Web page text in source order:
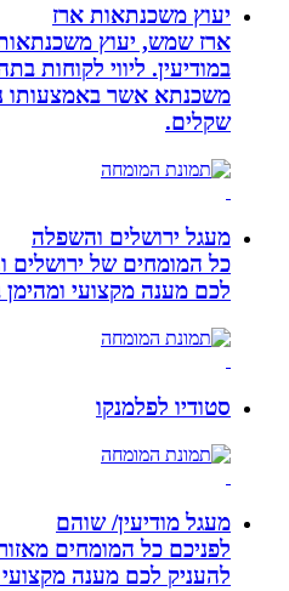
יעוץ משכנתאות ארז
ארז שמש, יעוץ משכנתאות,
במודיעין. ליווי לקוחות
משכנתא אשר באמצעותו ניתן
שקלים.
מעגל ירושלים והשפלה
כל המומחים של ירושלים
לכם מענה מקצועי ומהימן
סטודיו לפלמנקו
מעגל מודיעין/ שוהם
לפניכם כל המומחים מאזור
להעניק לכם מענה מקצועי